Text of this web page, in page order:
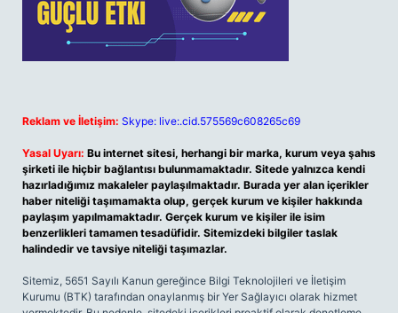
Reklam ve İletişim: Skype: live:.cid.575569c608265c69
Yasal Uyarı: Bu internet sitesi, herhangi bir marka, kurum veya şahıs
şirketi ile hiçbir bağlantısı bulunmamaktadır. Sitede yalnızca kendi
hazırladığımız makaleler paylaşılmaktadır. Burada yer alan içerikler
haber niteliği taşımamakta olup, gerçek kurum ve kişiler hakkında
paylaşım yapılmamaktadır. Gerçek kurum ve kişiler ile isim
benzerlikleri tamamen tesadüfidir. Sitemizdeki bilgiler taslak
halindedir ve tavsiye niteliği taşımazlar.
Sitemiz, 5651 Sayılı Kanun gereğince Bilgi Teknolojileri ve İletişim
Kurumu (BTK) tarafından onaylanmış bir Yer Sağlayıcı olarak hizmet